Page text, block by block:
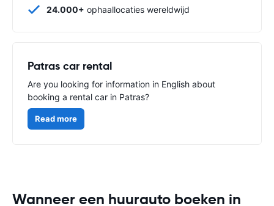
24.000+ ophaallocaties wereldwijd
Patras car rental
Are you looking for information in English about
booking a rental car in Patras?
Read more
Wanneer een huurauto boeken in